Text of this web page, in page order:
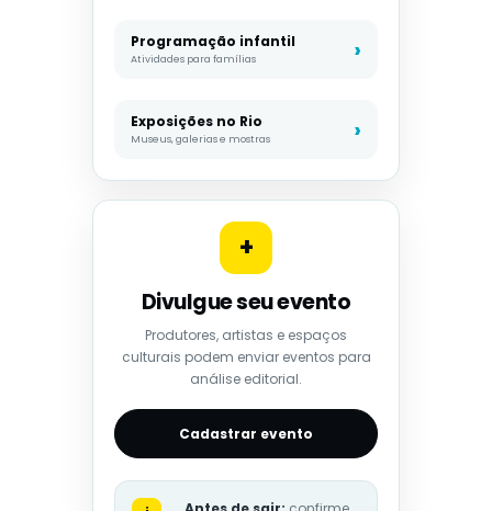
Programação infantil
Atividades para famílias
Exposições no Rio
Museus, galerias e mostras
+
Divulgue seu evento
Produtores, artistas e espaços
culturais podem enviar eventos para
análise editorial.
Cadastrar evento